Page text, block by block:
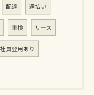
配達 週払い
車検 リース
員登用あり